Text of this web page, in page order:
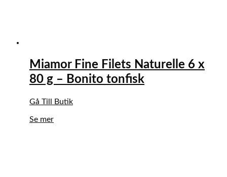
Miamor Fine Filets Naturelle 6 x
80 g – Bonito tonfisk
Gå Till Butik
Se mer